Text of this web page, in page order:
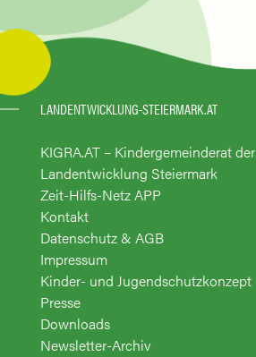
LANDENTWICKLUNG-STEIERMARK.AT
KIGRA.AT – Kindergemeinderat der
Landentwicklung Steiermark
Zeit-Hilfs-Netz APP
Kontakt
Datenschutz & AGB
Impressum
Kinder- und Jugendschutzkonzept
Presse
Downloads
Newsletter-Archiv